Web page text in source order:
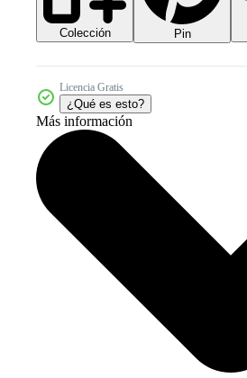
Colección Pin
Licencia Gratis
¿Qué es esto?
Más información